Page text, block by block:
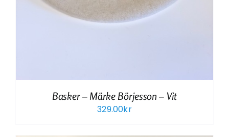
Basker – Märke Börjesson – Vit
329.00kr